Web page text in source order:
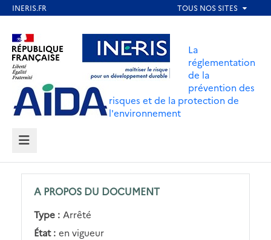
contenu
principal
Aller au contenu Aller au menu
Aller au pied de page
La
réglementation
de la
prévention des
risques et de la protection de
l'environnement
MENU
A PROPOS DU DOCUMENT
Type : Arrêté
État : en vigueur